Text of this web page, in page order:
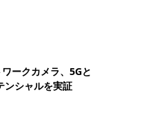
ークカメラ、5Gと
シャルを実証